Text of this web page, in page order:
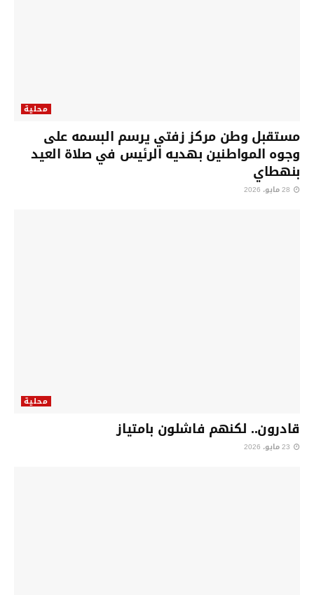
محلية
مستقبل وطن مركز زفتي يرسم البسمه على
وجوه المواطنين بهديه الرئيس في صلاة العيد
بنهطاي
محلية
قادرون.. لكنهم فاشلون بامتياز